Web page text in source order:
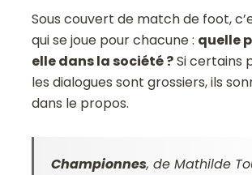
Sous couvert de match de foot,
qui se joue pour chacune : quelle
elle dans la société ?Si certains
les dialogues sont grossiers, ils
dans le propos.
Championnes, de Mathilde